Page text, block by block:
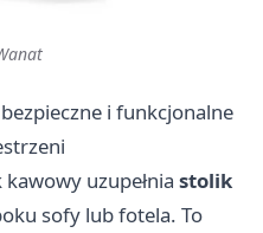
i funkcjonalne
uzupełnia stolik
sofy lub fotela. To